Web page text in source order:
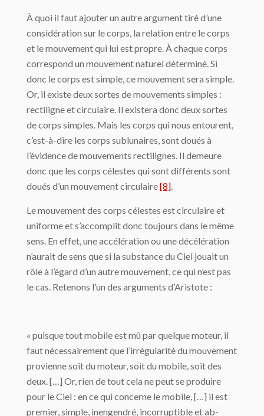
À quoi il faut ajouter un autre argument tiré d’une
considération sur le corps, la relation entre le corps
et le mouvement qui lui est propre. À chaque corps
correspond un mou­vement naturel déterminé. Si
donc le corps est simple, ce mouvement sera simple.
Or, il existe deux sortes de mouvements simples :
rectiligne et circulaire. Il existera donc deux sortes
de corps simples. Mais les corps qui nous entourent,
c’est-à-dire les corps sublu­naires, sont doués à
l’évidence de mouvements rectilignes. Il demeure
donc que les corps célestes qui sont différents sont
doués d’un mouvement circulaire[8].
Le mouvement des corps célestes est circulaire et
uniforme et s’accomplit donc toujours dans le même
sens. En effet, une accélération ou une décélération
n’aurait de sens que si la substance du Ciel jouait un
rôle à l’égard d’un autre mouvement, ce qui n’est pas
le cas. Retenons l’un des arguments d’Aristote :
« puisque tout mobile est mû par quelque moteur, il
faut nécessairement que l’irrégularité du mouvement
provienne soit du moteur, soit du mobile, soit des
deux. […] Or, rien de tout cela ne peut se produire
pour le Ciel : en ce qui concerne le mobile, […] il est
premier, simple, inengendré, incorruptible et ab­